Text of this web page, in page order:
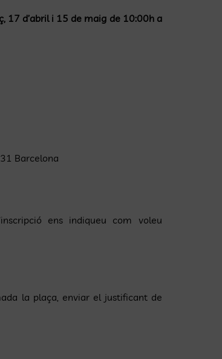
17 d’abril i 15 de maig de 10:00h a
Barcelona
ens indiqueu com voleu
la plaça, enviar el justificant de